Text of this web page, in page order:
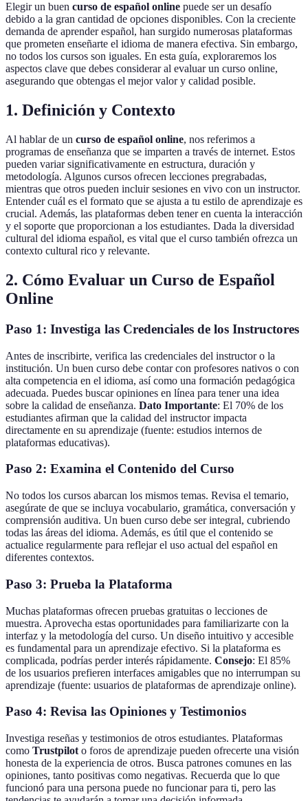
Elegir un buen curso de español online puede ser un desafío
debido a la gran cantidad de opciones disponibles. Con la creciente
demanda de aprender español, han surgido numerosas plataformas
que prometen enseñarte el idioma de manera efectiva. Sin embargo,
no todos los cursos son iguales. En esta guía, exploraremos los
aspectos clave que debes considerar al evaluar un curso online,
asegurando que obtengas el mejor valor y calidad posible.
1. Definición y Contexto
Al hablar de un curso de español online, nos referimos a
programas de enseñanza que se imparten a través de internet. Estos
pueden variar significativamente en estructura, duración y
metodología. Algunos cursos ofrecen lecciones pregrabadas,
mientras que otros pueden incluir sesiones en vivo con un instructor.
Entender cuál es el formato que se ajusta a tu estilo de aprendizaje es
crucial. Además, las plataformas deben tener en cuenta la interacción
y el soporte que proporcionan a los estudiantes. Dada la diversidad
cultural del idioma español, es vital que el curso también ofrezca un
contexto cultural rico y relevante.
2. Cómo Evaluar un Curso de Español
Online
Paso 1: Investiga las Credenciales de los Instructores
Antes de inscribirte, verifica las credenciales del instructor o la
institución. Un buen curso debe contar con profesores nativos o con
alta competencia en el idioma, así como una formación pedagógica
adecuada. Puedes buscar opiniones en línea para tener una idea
sobre la calidad de enseñanza. Dato Importante: El 70% de los
estudiantes afirman que la calidad del instructor impacta
directamente en su aprendizaje (fuente: estudios internos de
plataformas educativas).
Paso 2: Examina el Contenido del Curso
No todos los cursos abarcan los mismos temas. Revisa el temario,
asegúrate de que se incluya vocabulario, gramática, conversación y
comprensión auditiva. Un buen curso debe ser integral, cubriendo
todas las áreas del idioma. Además, es útil que el contenido se
actualice regularmente para reflejar el uso actual del español en
diferentes contextos.
Paso 3: Prueba la Plataforma
Muchas plataformas ofrecen pruebas gratuitas o lecciones de
muestra. Aprovecha estas oportunidades para familiarizarte con la
interfaz y la metodología del curso. Un diseño intuitivo y accesible
es fundamental para un aprendizaje efectivo. Si la plataforma es
complicada, podrías perder interés rápidamente. Consejo: El 85%
de los usuarios prefieren interfaces amigables que no interrumpan su
aprendizaje (fuente: usuarios de plataformas de aprendizaje online).
Paso 4: Revisa las Opiniones y Testimonios
Investiga reseñas y testimonios de otros estudiantes. Plataformas
como Trustpilot o foros de aprendizaje pueden ofrecerte una visión
honesta de la experiencia de otros. Busca patrones comunes en las
opiniones, tanto positivas como negativas. Recuerda que lo que
funcionó para una persona puede no funcionar para ti, pero las